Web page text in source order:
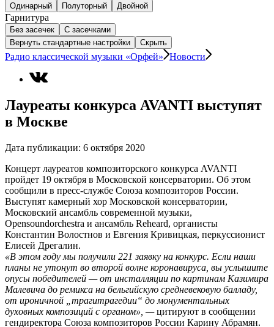
Одинарный Полуторный Двойной
Гарнитура
Без засечек
С засечками
Вернуть стандартные настройки
Скрыть
Радио классической музыки «Орфей» Новости
Лауреаты конкурса AVANTI выступят
в Москве
Дата публикации: 6 октября 2020
Концерт лауреатов композиторского конкурса AVANTI
пройдет 19 октября в Московской консерватории. Об этом
сообщили в пресс-службе Союза композиторов России.
Выступят камерный хор Московской консерватории,
Московский ансамбль современной музыки,
Opensoundorchestra и ансамбль Reheard, органисты
Константин Волостнов и Евгения Кривицкая, перкуссионист
Елисей Дрегалин.
«В этом году мы получили 221 заявку на конкурс. Если наши
планы не утонут во второй волне коронавируса, вы услышите
опусы победителей — от инсталляции по картинам Казимира
Малевича до ремикса на бельгийскую средневековую балладу,
от ироничной „трагитрагедии“ до монументальных
духовных композиций с органом», —цитируют в сообщении
гендиректора Союза композиторов России Карину Абрамян.